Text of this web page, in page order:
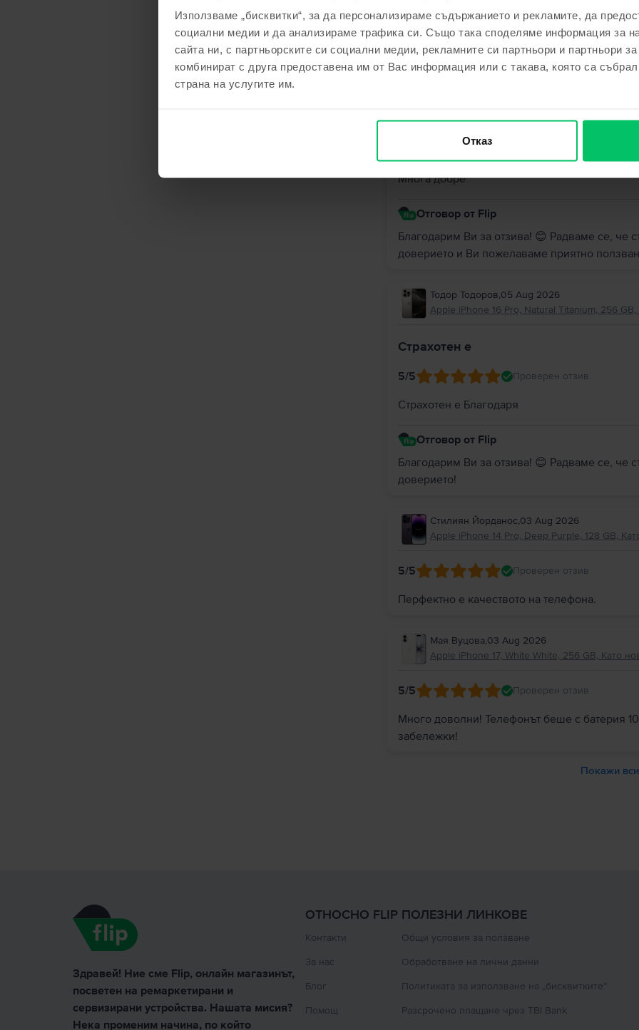
Използваме „бисквитки“, за да персонализираме съдържанието и рекламите, да
социални медии и да анализираме трафика си. Също така споделяме информация за
сайта ни, с партньорските си социални медии, рекламните си партньори и партньори
комбинират с друга предоставена им от Вас информация или с такава, която са
страна на услугите им.
Отказ
Отговор от Flip
Благодарим Ви за отзива! 😊 Радваме се, че
доверието и Ви пожелаваме приятно
Многа добре
Отговор от Flip
Благодарим Ви за отзива! 😊 Радваме се, че
доверието и Ви пожелаваме приятно
Тодор Тодоров,05 Aug 2026
Apple iPhone 16 Pro, Natural Titanium, 256 GB,
Страхотен е
5/5 Проверен отзив
Страхотен е Благодаря
Отговор от Flip
Благодарим Ви за отзива! 😊 Радваме се, че
доверието!
Стилиян Йорданос,03 Aug 2026
Apple iPhone 14 Pro, Deep Purple, 128 GB,
5/5 Проверен отзив
Перфектно е качеството на телефона.
Мая Вуцова,03 Aug 2026
Apple iPhone 17, White White, 256 GB, Като
5/5 Проверен отзив
Много доволни! Телефонът беше с батерия
забележки!
Покажи
Здравей! Ние сме Flip, онлайн магазинът,
посветен на ремаркетирани и
сервизирани устройства. Нашата мисия?
Нека променим начина, по който
ОТНОСНО FLIP
Контакти
За нас
Блог
Помощ
ПОЛЕЗНИ ЛИНКОВЕ
Oбщи условия за ползване
Oбработване на лични данни
Политиката за използване на „бисквитките”
Разсрочено плащане чрез TBI Bank